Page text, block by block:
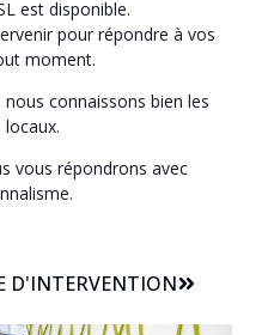
est disponible.
pour répondre à vos
moment.
connaissons bien les
locaux.
vous répondrons avec
D'INTERVENTION